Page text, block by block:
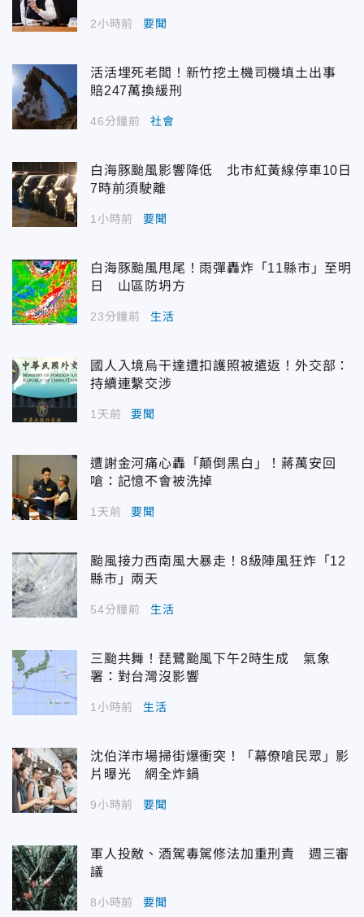
2小時前 要聞
活活埋死老闆！新竹挖土機司機填土出事
賠247萬換緩刑
46分鐘前 社會
白海豚颱風影響降低 北市紅黃線停車10日
7時前須駛離
1小時前 要聞
白海豚颱風甩尾！雨彈轟炸「11縣市」至明
日 山區防坍方
23分鐘前 生活
國人入境烏干達遭扣護照被遣返！外交部：
持續連繫交涉
1天前 要聞
遭謝金河痛心轟「顛倒黑白」！蔣萬安回
嗆：記憶不會被洗掉
1天前 要聞
颱風接力西南風大暴走！8級陣風狂炸「12
縣市」兩天
54分鐘前 生活
三颱共舞！琵鷺颱風下午2時生成 氣象
署：對台灣沒影響
1小時前 生活
沈伯洋市場掃街爆衝突！「幕僚嗆民眾」影
片曝光 網全炸鍋
9小時前 要聞
軍人投敵、酒駕毒駕修法加重刑責 週三審
議
8小時前 要聞